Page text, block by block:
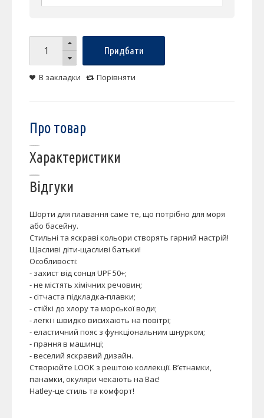
Придбати
В закладки Порівняти
Про товар
Характеристики
Відгуки
Шорти для плавання саме те, що потрібно для моря
або басейну.
Стильні та яскраві кольори створять гарний настрій!
Щасливі діти-щасливі батьки!
Особливості:
- захист від сонця UPF 50+;
- не містять хімічних речовин;
- сітчаста підкладка-плавки;
- стійкі до хлору та морської води;
- легкі і швидко висихають на повітрі;
- еластичний пояс з функціональним шнурком;
- прання в машинці;
- веселий яскравий дизайн.
Створюйте LOOK з рештою коллекції. В’єтнамки,
панамки, окуляри чекають на Вас!
Hatley-це стиль та комфорт!